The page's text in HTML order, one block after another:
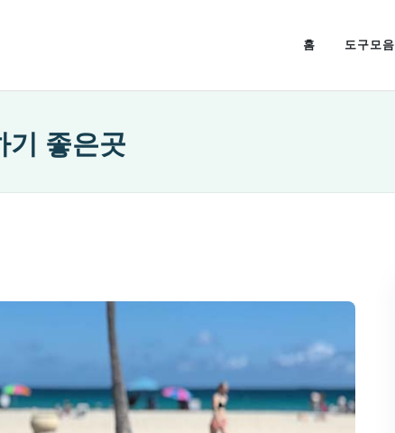
홈 도구모음
기 좋은곳